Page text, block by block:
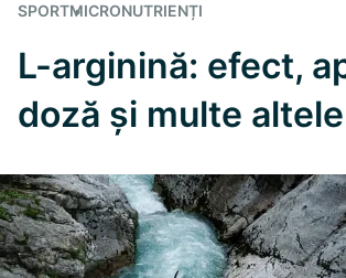
SPORTMICRONUTRIENȚI
L-arginină: efect,
doză și multe altele